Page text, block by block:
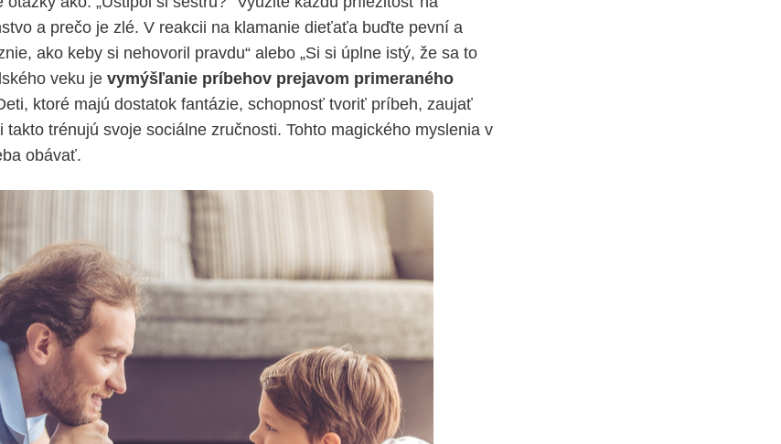
a ​​prečo je zlé. V reakcii na klamanie dieťaťa buďte pevní a
ako keby si nehovoril pravdu“ alebo „Si si úplne istý, že sa to
veku je vymýšľanie príbehov prejavom primeraného
ktoré majú dostatok fantázie, schopnosť tvoriť príbeh, zaujať
takto trénujú svoje sociálne zručnosti. Tohto magického myslenia v
obávať.